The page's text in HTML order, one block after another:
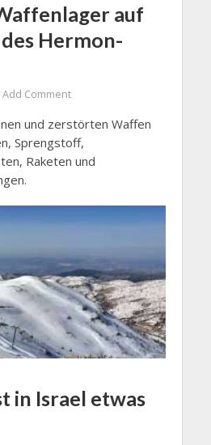
auf
Hermon-
Add Comment
und zerstörten Waffen
Sprengstoff,
Raketen und
in Israel etwas